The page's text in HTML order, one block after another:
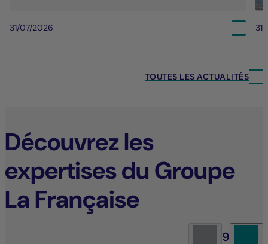
31/07/2026
TOUTES LES ACTUALITÉS
Découvrez les
expertises du Groupe
La Française
9